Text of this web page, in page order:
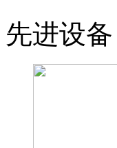
先进设备